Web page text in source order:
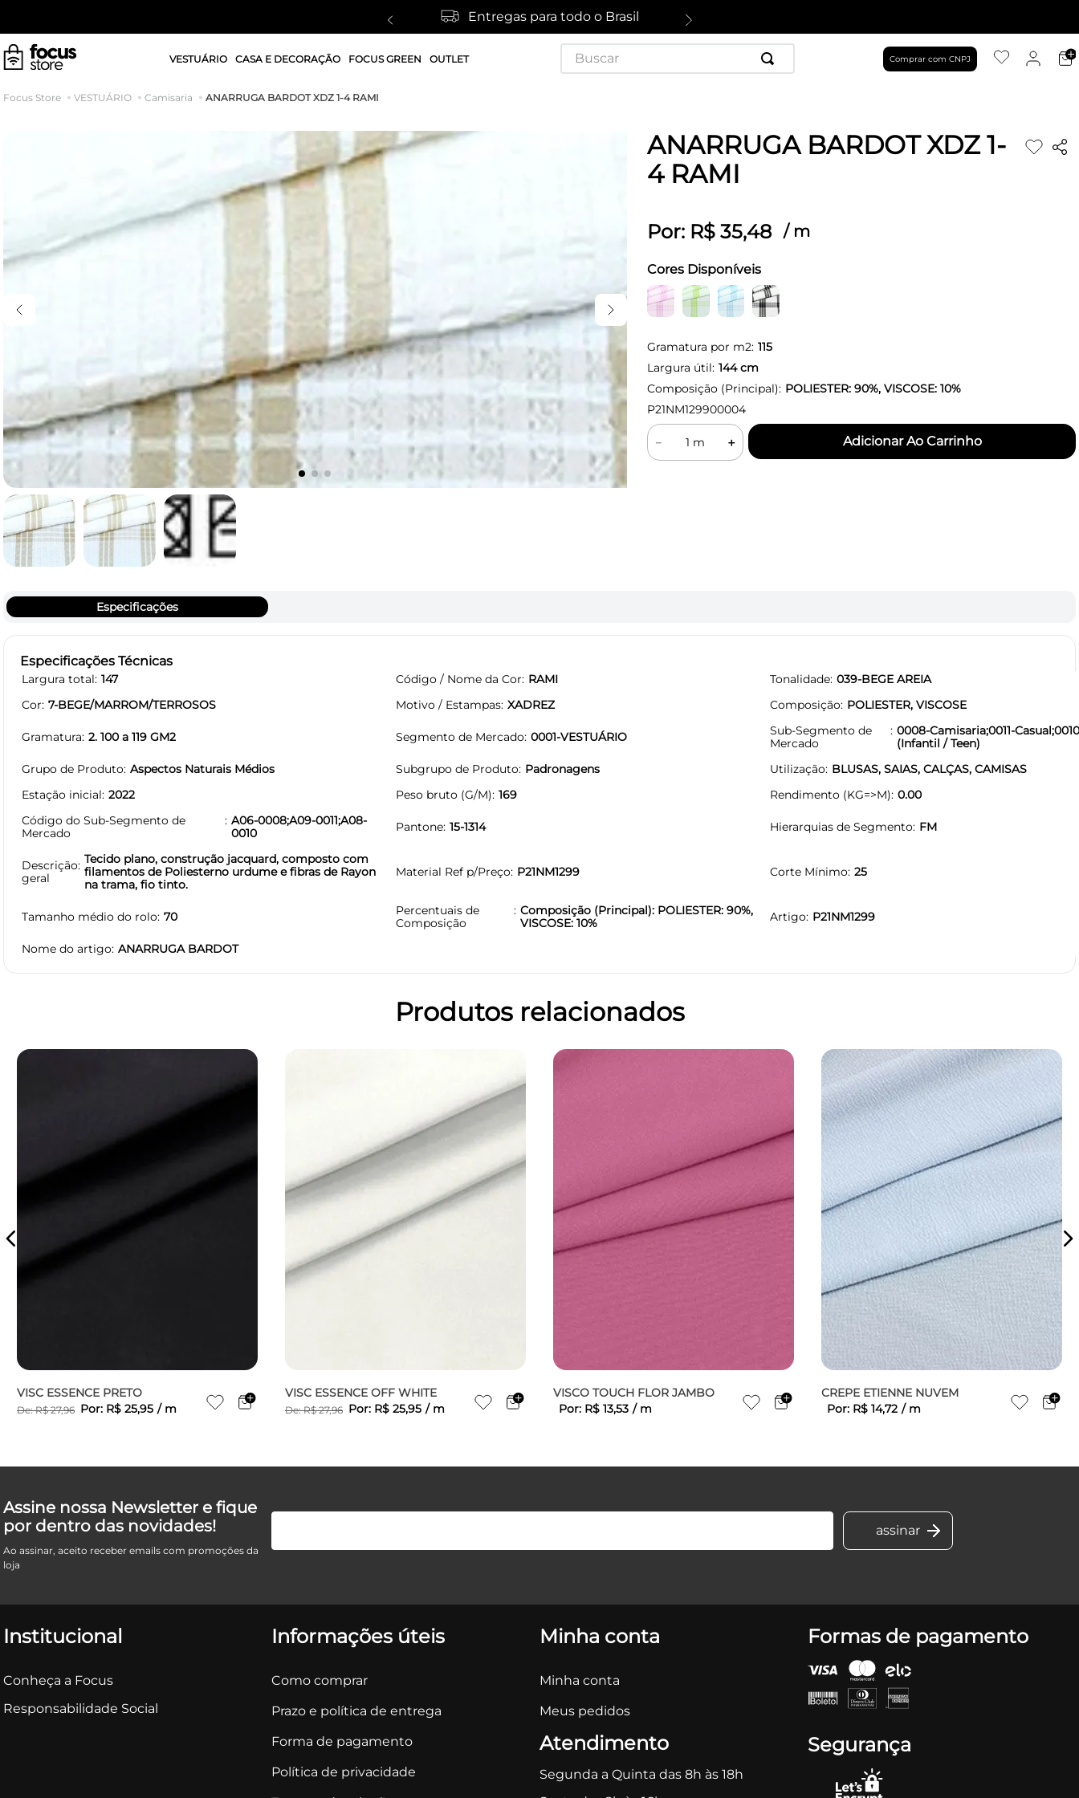
Entregas para todo o Brasil
VESTUÁRIO CASA E DECORAÇÃO FOCUS GREEN OUTLET
Buscar
Comprar com CNPJ
VESTUÁRIO Camisaria ANARRUGA BARDOT XDZ 1-4 RAMI
ANARRUGA BARDOT XDZ 1-
4 RAMI
Por: R$ 35,48 / m
Cores Disponíveis
Gramatura por m2: 115
Largura útil: 144cm
Composição (Principal): POLIESTER: 90%, VISCOSE: 10%
P21NM129900004
＋
－
Especificações
Especificações Técnicas
Largura total 147 Código / Nome da Cor RAMI Tonalidade 039-BEGE AREIA
Cor 7-BEGE/MARROM/TERROSOS Motivo / Estampas XADREZ Composição POLIESTER, VISCOSE
Gramatura 2. 100 a 119 GM2 Segmento de Mercado 0001-VESTUÁRIO
Sub-Segmento de
Mercado
0008-Camisaria;0011-
(Infantil / Teen)
Grupo de Produto Aspectos Naturais Médios Subgrupo de Produto Padronagens Utilização BLUSAS, SAIAS, CALÇAS, CAMISAS
Estação inicial 2022 Peso bruto (G/M) 169 Rendimento (KG=>M) 0.00
Código do Sub-Segmento de
Mercado
A06-0008;A09-0011;A08-
0010
Pantone 15-1314 Hierarquias de Segmento FM
Descrição
geral
Tecido plano, construção jacquard, composto com
filamentos de Poliesterno urdume e fibras de Rayon
na trama, fio tinto.
Material Ref p/Preço P21NM1299 Corte Mínimo 25
Tamanho médio do rolo 70
Percentuais de
Composição
Composição (Principal): POLIESTER: 90%,
VISCOSE: 10%
Artigo P21NM1299
Nome do artigo ANARRUGA BARDOT
Produtos relacionados
VISC ESSENCE PRETO
De:R$ 27,96 Por: R$ 25,95 / m
VISC ESSENCE OFF WHITE
De:R$ 27,96 Por: R$ 25,95 / m
VISCO TOUCH FLOR JAMBO
Por: R$ 13,53 / m
CREPE ETIENNE NUVEM
Por: R$ 14,72 / m
Assine nossa Newsletter e fique
por dentro das novidades!
Ao assinar, aceito receber emails com promoções da
loja
Institucional
Conheça a Focus
Responsabilidade Social
Informações úteis
Como comprar
Prazo e política de entrega
Forma de pagamento
Política de privacidade
Minha conta
Minha conta
Meus pedidos
Atendimento
Segunda a Quinta das 8h às 18h
Formas de pagamento
Segurança